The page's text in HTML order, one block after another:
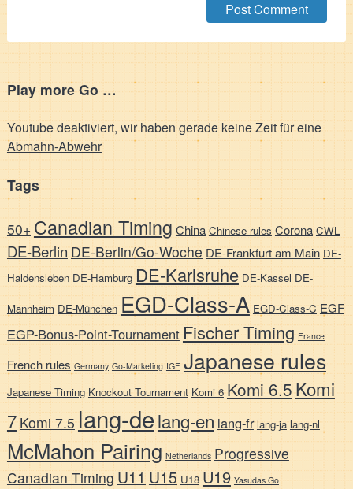
Play more Go …
Youtube deaktiviert, wir haben gerade keine Zeit für eine
Abmahn-Abwehr
Tags
50+ Canadian Timing China Chinese rules Corona CWL
DE-Berlin DE-Berlin/Go-Woche DE-Frankfurt am Main DE-
Haldensleben DE-Hamburg DE-Karlsruhe DE-Kassel DE-
Mannheim DE-München EGD-Class-A EGD-Class-C EGF
EGP-Bonus-Point-Tournament Fischer Timing France
French rules Germany Go-Marketing IGF Japanese rules
Japanese Timing Knockout Tournament Komi 6 Komi 6.5Komi
7 Komi 7.5 lang-delang-en lang-fr lang-ja lang-nl
McMahon Pairing Netherlands Progressive
Canadian Timing U11 U15 U18 U19 Yasudas Go